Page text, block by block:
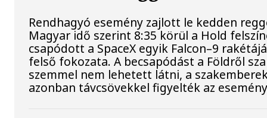
Rendhagyó esemény zajlott le kedden
Magyar idő szerint 8:35 körül a Hold
csapódott a SpaceX egyik Falcon–9
felső fokozata. A becsapódást a Földről
szemmel nem lehetett látni, a
azonban távcsövekkel figyelték az